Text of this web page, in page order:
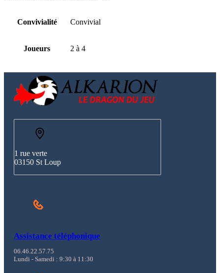
Convivialité Convivial
Joueurs 2 à 4
1 rue verte
03150 St Loup
Assistance téléphonique
06.46.22.57.75
Lundi - Samedi : 9:30 à 11:30